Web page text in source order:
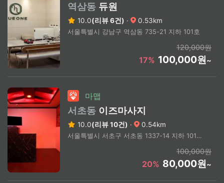
역삼동 듀원
10.0(리뷰 6건) · 0.53km
서울특별시 강남구 역삼동 735-21 지하 101호
120,000원
17% 100,000원~
마맵
서초동 이즈마사지
10.0(리뷰 10건) · 0.54km
서울특별시 서초구 서초동 1337-14 지하 101호 이즈마사지
100,000원
20% 80,000원~